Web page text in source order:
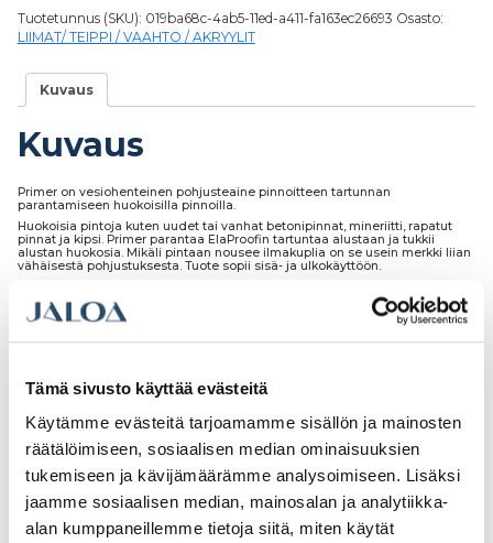
Tämä sivusto käyttää evästeitä
Käytämme evästeitä tarjoamamme sisällön ja mainosten
räätälöimiseen, sosiaalisen median ominaisuuksien
tukemiseen ja kävijämäärämme analysoimiseen. Lisäksi
jaamme sosiaalisen median, mainosalan ja analytiikka-
alan kumppaneillemme tietoja siitä, miten käytät
Tuotetunnus (SKU): 019ba68c-4ab5-11ed-a411-fa163ec26693 Osasto:
LIIMAT/ TEIPPI / VAAHTO / AKRYYLIT
Kuvaus
Kuvaus
Primer on vesiohenteinen pohjusteaine pinnoitteen tartunnan
parantamiseen huokoisilla pinnoilla.
Huokoisia pintoja kuten uudet tai vanhat betonipinnat, mineriitti, rapatut
pinnat ja kipsi. Primer parantaa ElaProofin tartuntaa alustaan ja tukkii
alustan huokosia. Mikäli pintaan nousee ilmakuplia on se usein merkki liian
vähäisestä pohjustuksesta. Tuote sopii sisä- ja ulkokäyttöön.
Tutustu myös